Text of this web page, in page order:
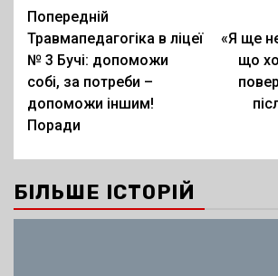
Post
navigation
Попередній
Травмапедагогіка в ліцеї
№ 3 Бучі: допоможи
собі, за потреби –
допоможи іншим!
Поради
«Я ще
що
БІЛЬШЕ ІСТОРІЙ